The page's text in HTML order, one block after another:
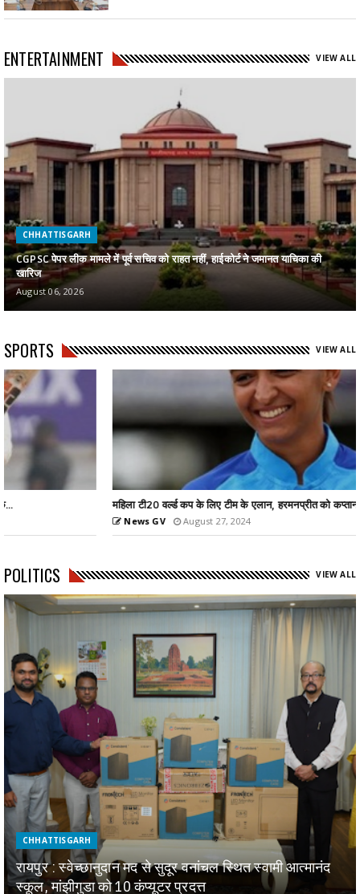
ENTERTAINMENT VIEW ALL
CHHATTISGARH
CGPSC पेपर लीक मामले में पूर्व सचिव को राहत नहीं, हाईकोर्ट ने जमानत याचिका की
खारिज
August 06, 2026
SPORTS VIEW ALL
महिला टी20 वर्ल्ड कप के लिए टीम के एलान, हरमनप्रीत को कप्तान...
August 27, 2024
POLITICS VIEW ALL
CHHATTISGARH
रायपुर : स्वेच्छानुदान मद से सुदूर वनांचल स्थित स्वामी आत्मानंद
स्कूल, मांझीगुडा को 10 कंप्यूटर प्रदत्त